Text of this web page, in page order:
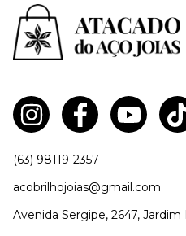
(63) 98119-2357
acobrilhojoias@gmail.com
Avenida Sergipe, 2647,